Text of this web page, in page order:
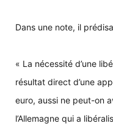
Dans une note, il
« La nécessité d’une
résultat direct d’une
euro, aussi ne peut-on
l’Allemagne qui a